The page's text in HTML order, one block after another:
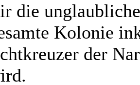
die
Kolonie
der